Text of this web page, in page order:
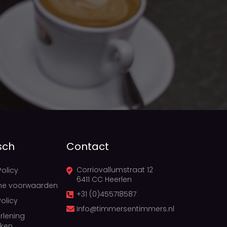
voorwaarden
Contact
Corriovallumstraat 12
6411 CC Heerlen
+31 (0)455718587
Info@timmersentimmers.nl